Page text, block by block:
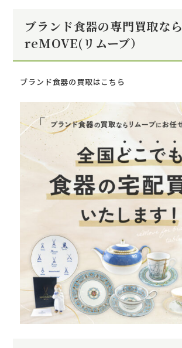
ブランド食器の専門買取なら
reMOVE(リムーブ）
ブランド食器の買取はこちら